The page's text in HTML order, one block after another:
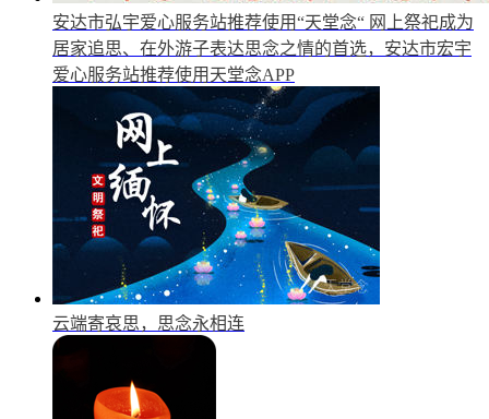
安达市弘宇爱心服务站推荐使用“天堂念“ 网上祭祀成为
居家追思、在外游子表达思念之情的首选，安达市宏宇
爱心服务站推荐使用天堂念APP
云端寄哀思，思念永相连